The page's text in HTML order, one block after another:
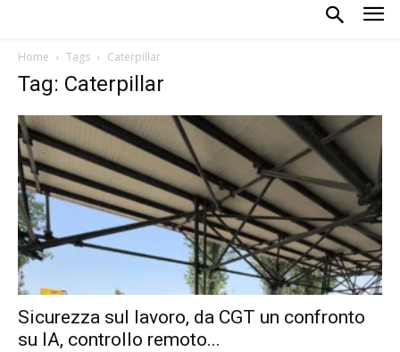
Home Tags Caterpillar
Tag: Caterpillar
Sicurezza sul lavoro, da CGT un confronto
su IA, controllo remoto...